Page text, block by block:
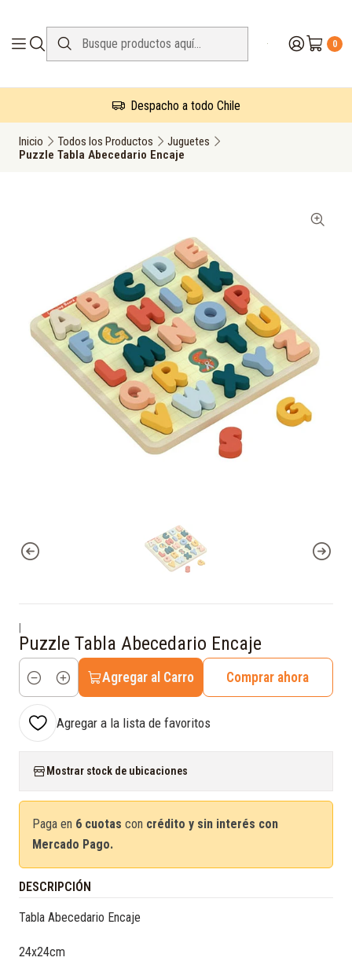
0
Despacho a todo Chile
Inicio Todos los Productos
Juguetes
Puzzle Tabla Abecedario Encaje
Puzzle Tabla Abecedario Encaje
Cantidad
Agregar al Carro Comprar ahora
Agregar a la lista de favoritos
Mostrar stock de ubicaciones
Paga en 6 cuotas con crédito y sin interés con
Mercado Pago.
DESCRIPCIÓN
Tabla Abecedario Encaje
24x24cm